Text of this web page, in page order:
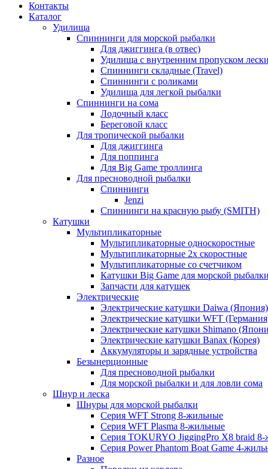
Контакты
Каталог
Удилища
Спиннинги для морской рыбалки
Для джиггинга (в отвес)
Удилища с внутренним пропуском
Спиннинги складные (Travel)
Спиннинги с роликами
Удилища для легкой рыбалки
Спиннинги на сома
Лодочный класс
Береговой класс
Для тропической рыбалки
Для джиггинга
Для поппинга
Для Big Game троллинга
Для пресноводной рыбалки
Спиннинги
Jenzi
Спиннинги на красную рыбу (SMITH)
Катушки
Мультипликаторные
Мультипликаторные односкоростные
Мультипликаторные 2х скоростные
Мультипликаторные со счетчиком
Катушки Big Game для морской рыбалки
Запчасти для катушек
Электрические
Электрические катушки Daiwa (Япония)
Электрические катушки WFT
Электрические катушки Shimano
Электрические катушки Banax (Корея)
Аккумуляторы и зарядные устройства
Безынерционные
Для пресноводной рыбалки
Для морской рыбалки и для ловли сома
Шнур и леска
Шнуры для морской рыбалки
Серия WFT Strong 8-жильные
Серия WFT Plasma 8-жильные
Серия TOKURYO JiggingPro X8 braid
Серия Power Phantom Boat Game 4-
Разное